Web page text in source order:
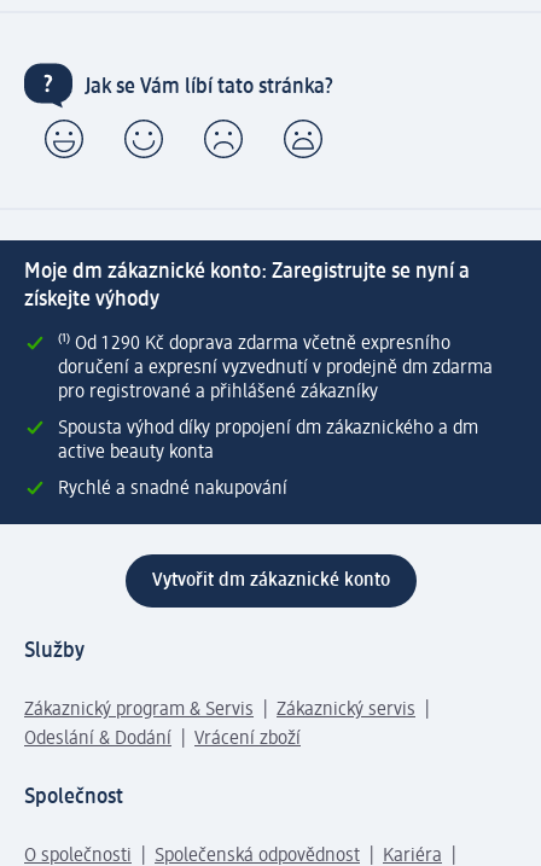
Jak se Vám líbí tato stránka?
Moje dm zákaznické konto: Zaregistrujte se nyní a
získejte výhody
⁽¹⁾ Od 1 290 Kč doprava zdarma včetně expresního
doručení a expresní vyzvednutí v prodejně dm zdarma
pro registrované a přihlášené zákazníky
Spousta výhod díky propojení dm zákaznického a dm
active beauty konta
Rychlé a snadné nakupování
Vytvořit dm zákaznické konto
Služby
Zákaznický program & Servis
Zákaznický servis
Odeslání & Dodání
Vrácení zboží
Společnost
O společnosti Společenská odpovědnost
Kariéra